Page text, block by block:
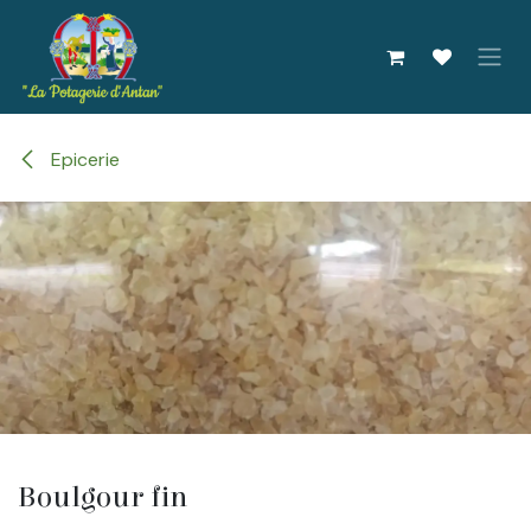
Se rendre au contenu
Epicerie
Boulgour fin